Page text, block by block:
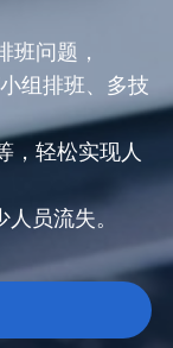
班问题，
组排班、多技
，轻松实现人
员流失。